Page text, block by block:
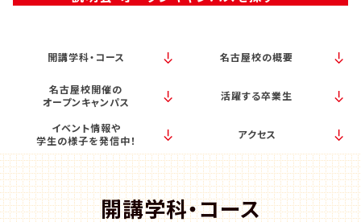
在学生の活躍
イベント
業界ナビ
開講学科・コース 名古屋校の概要
名古屋校開催の
オープンキャンパス
活躍する卒業生
イベント情報や
学生の様子を発信中！
アクセス
開講学科・コース